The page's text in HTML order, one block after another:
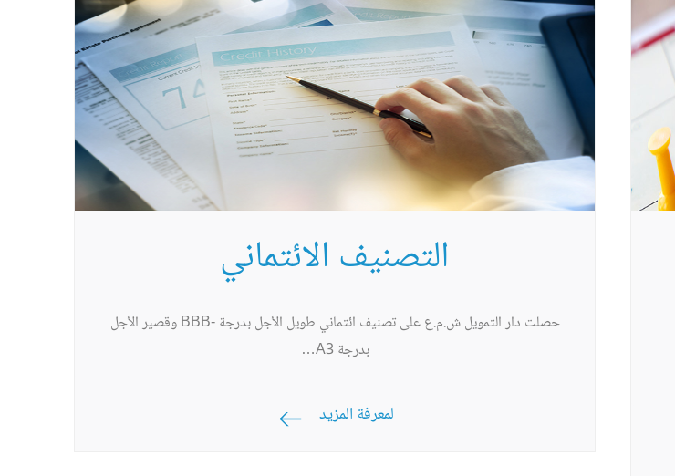
التصنيف الائتماني
حصلت دار التمويل ش.م.ع على تصنيف ائتماني طويل الأجل بدرجة -BBB وقصير الأجل
بدرجة A3…
لمعرفة المزيد